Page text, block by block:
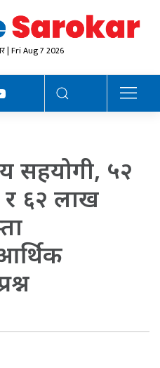
| Fri Aug 7 2026
सहयोगी, ५२
६२ लाख